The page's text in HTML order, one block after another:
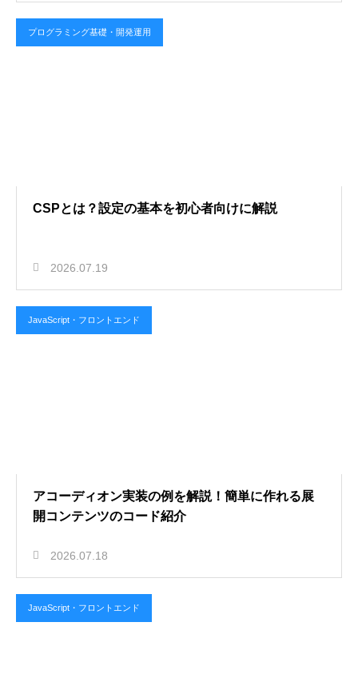
プログラミング基礎・開発運用
CSPとは？設定の基本を初心者向けに解説
2026.07.19
JavaScript・フロントエンド
アコーディオン実装の例を解説！簡単に作れる展
開コンテンツのコード紹介
2026.07.18
JavaScript・フロントエンド